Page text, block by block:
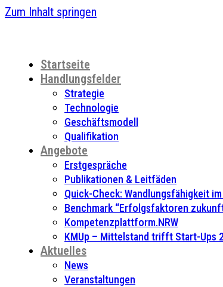
Zum Inhalt springen
Startseite
Handlungsfelder
Strategie
Technologie
Geschäftsmodell
Qualifikation
Angebote
Erstgespräche
Publikationen & Leitfäden
Quick-Check: Wandlungsfähigkeit
Benchmark “Erfolgsfaktoren
Kompetenzplattform.NRW
KMUp – Mittelstand trifft Start-Ups
Aktuelles
News
Veranstaltungen